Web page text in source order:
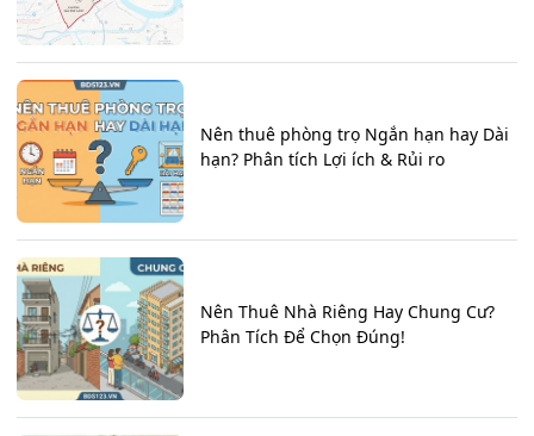
Nên thuê phòng trọ Ngắn hạn hay Dài
hạn? Phân tích Lợi ích & Rủi ro
Nên Thuê Nhà Riêng Hay Chung Cư?
Phân Tích Để Chọn Đúng!